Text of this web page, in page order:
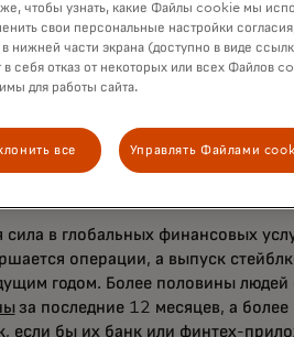
обеспечивая возможность
использования
Шерри Хеймонд,
Mastercard. «Внедрение
ожидают потребители, бизнес и
выбор и гибкость по всей
в глобальных финансовых
операции, а выпуск
годом. Более половины людей
за последние 12 месяцев, а
если бы их банк или финтех-
чтобы узнать, какие Файлы cookie мы
свои персональные настройки
части экрана (доступно в виде
себя отказ от некоторых или всех Файлов
для работы сайта.
все Управлять Файлами